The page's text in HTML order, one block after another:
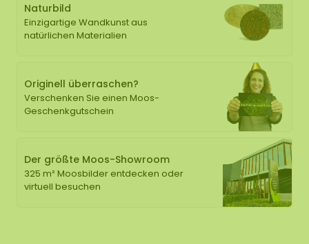
Naturbild
Einzigartige Wandkunst aus
natürlichen Materialien
Originell überraschen?
Verschenken Sie einen Moos-
Geschenkgutschein
Der größte Moos-Showroom
325 m² Moosbilder entdecken oder
virtuell besuchen